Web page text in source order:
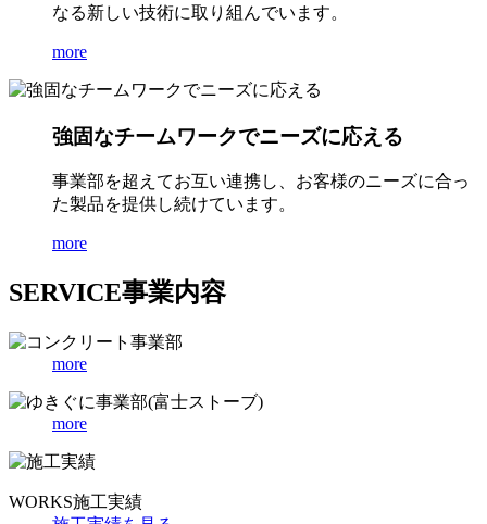
なる新しい技術に取り組んでいます。
more
強固なチームワークでニーズに応える
事業部を超えてお互い連携し、お客様のニーズに合っ
た製品を提供し続けています。
more
SERVICE事業内容
more
more
WORKS施工実績